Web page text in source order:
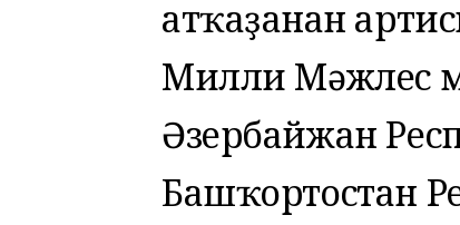
атҡаҙанған
Милли Мәжлес
Әзербайжан
Башҡортостан